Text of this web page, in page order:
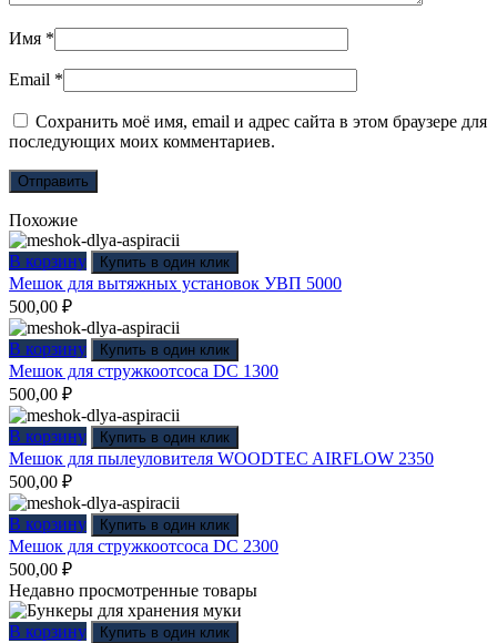
Имя *
Email *
Сохранить моё имя, email и адрес сайта в этом браузере для
последующих моих комментариев.
Похожие
В корзину Купить в один клик
Мешок для вытяжных установок УВП 5000
500,00 ₽
В корзину Купить в один клик
Мешок для стружкоотсоса DC 1300
500,00 ₽
В корзину Купить в один клик
Мешок для пылеуловителя WOODTEC AIRFLOW 2350
500,00 ₽
В корзину Купить в один клик
Мешок для стружкоотсоса DC 2300
500,00 ₽
Недавно просмотренные товары
В корзину Купить в один клик